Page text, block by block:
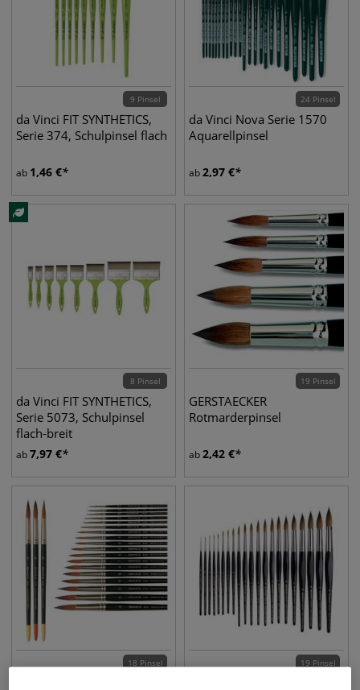
9 Pinsel
da Vinci FIT SYNTHETICS,
Serie 374, Schulpinsel flach
ab 1,46 €
24 Pinsel
da Vinci Nova Serie 1570
Aquarellpinsel
ab2,97 €
8 Pinsel
da Vinci FIT SYNTHETICS,
Serie 5073, Schulpinsel
flach-breit
ab7,97 €
19 Pinsel
GERSTAECKER
Rotmarderpinsel
ab2,42 €
18 Pinsel 19 Pinsel